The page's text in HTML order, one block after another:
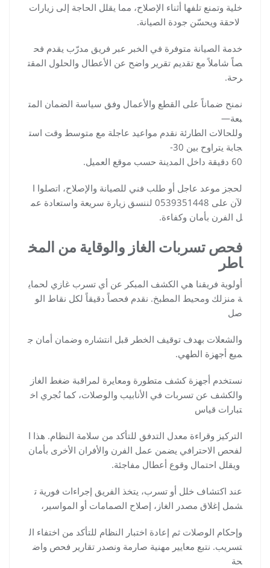
خلية وتمنع تلفها أثناء الإصلاح، مما يقلل الحاجة إلى زيارات
لاحقة ويحسّن جودة الصيانة.
خدمة الصيانة متوفرة في الخبر عبر فريق مدرّب يقدم فح
صاً شاملاً مع تقديم تقرير واضح عن الأعطال والحلول المقت
رحة.
نمنح ضماناً على القطع والأعمال وفق سياسة الضمان المت
بعة—
وللحالات الطارئة نقدم مواعيد عاجلة مع متوسط وقت است
جابة يتراوح بين 30-
60 دقيقة داخل المدينة حسب موقع العميل.
لحجز موعد عاجل أو طلب فني للصيانة والإصلاح، اتصلوا ا
لآن على 0539351448 لننسق زيارة سريعة واستعادة عم
ل الفرن بأمان وكفاءة.
فحص تسربات الغاز والوقاية من المخ
اطر
أولوية فريقنا هي الكشف المبكر عن أي تسرب غازي لحماي
ة منزلك ومحيط المطبخ. نقدم فحصاً دقيقاً لكل نقاط الو
صل
والشعلات بهدف توقيف الخطر قبل انتشاره وضمان أمان ج
ميع أجهزة الطهي.
نستخدم أجهزة كشف متطورة ومعايرة لمراقبة ضغط الغاز
والكشف عن تسربات في الأنابيب والوصلات، كما نُجري اخ
تبارات قياس
التركيز وقراءة معدل التدفق للتأكد من سلامة النظام. هذا ا
لفحص الاحترافي يضمن عمل الفرن والأفران الأخرى بأمان
ويقلل احتمال وقوع أعطال مفاجئة.
عند اكتشاف خلل أو تسرب، يتخذ الفريق إجراءات فورية ت
شمل إغلاق مصدر الغاز، إصلاح الصمامات أو المواسير،
وإحكام الوصلات ثم إعادة اختبار النظام للتأكد من اختفاء ال
تسريب. نتبع معايير مهنية صارمة ونصدر تقارير فحص واض
حة